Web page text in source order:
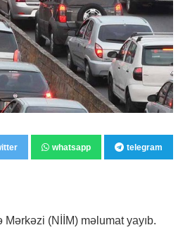
whatsapp telegram
(NİİM) məlumat yayıb.